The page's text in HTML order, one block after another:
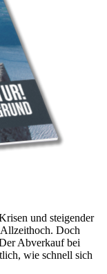
und steigender
Doch
Abverkauf bei
wie schnell sich